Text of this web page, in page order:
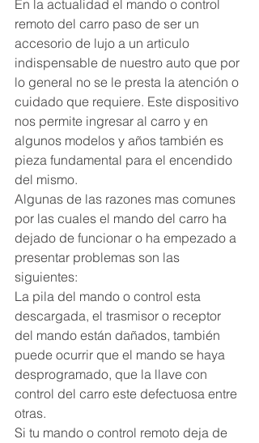
En la actualidad el mando o control
remoto del carro paso de ser un
accesorio de lujo a un articulo
indispensable de nuestro auto que por
lo general no se le presta la atención o
cuidado que requiere. Este dispositivo
nos permite ingresar al carro y en
algunos modelos y años también es
pieza fundamental para el encendido
del mismo.
Algunas de las razones mas comunes
por las cuales el mando del carro ha
dejado de funcionar o ha empezado a
presentar problemas son las
siguientes:
La pila del mando o control esta
descargada, el trasmisor o receptor
del mando están dañados, también
puede ocurrir que el mando se haya
desprogramado, que la llave con
control del carro este defectuosa entre
otras.
Si tu mando o control remoto deja de